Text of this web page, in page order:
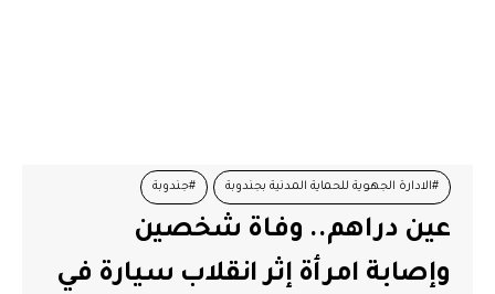
#الادارة الجهوية للحماية المدنية بجندوبة #جندوبة
#حادث مرور #سقوط سيارة في منحدر #عين دراهم
عين دراهم.. وفاة شخصين
وإصابة امرأة إثر انقلاب سيارة في